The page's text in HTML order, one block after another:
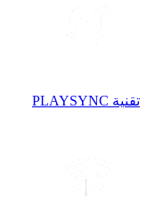
تقنية PLAYSYNC